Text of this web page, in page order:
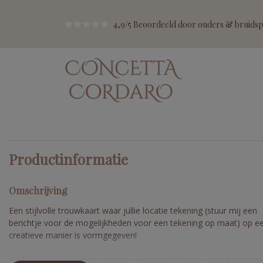
4,9/5 Beoordeeld door ouders &
Productinformatie
Omschrijving
Een stijlvolle trouwkaart waar jullie locatie tekening (stuur mij een
berichtje voor de mogelijkheden voor een tekening op maat) op
creatieve manier is vormgegeven!
De theatervouw kaarten bieden veel mogelijkheden voor het